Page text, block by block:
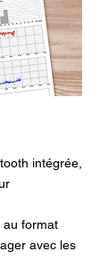
intégrée,
au format
avec les